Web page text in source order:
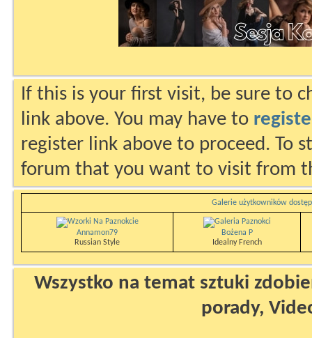
If this is your first visit, be sure to
link above. You may have to
register link above to proceed. To
forum that you want to visit from
Galerie użytkowników
Annamon79
Russian Style
Bożena P
Idealny French
Wszystko na temat sztuki
porady,